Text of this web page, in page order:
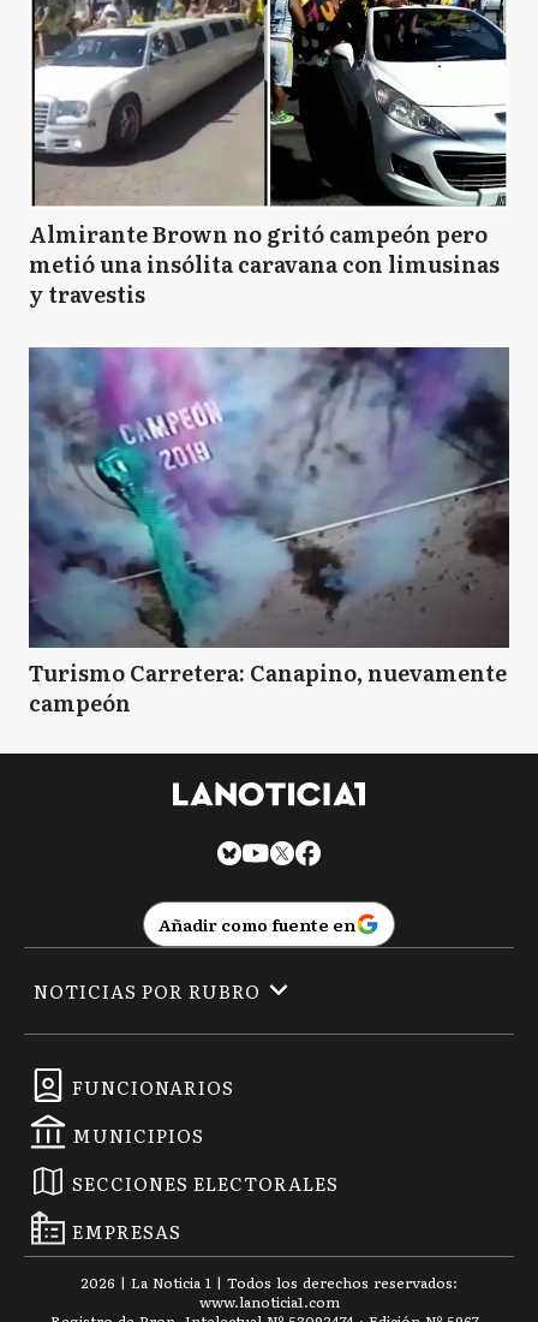
Almirante Brown no gritó campeón pero
metió una insólita caravana con limusinas
y travestis
Turismo Carretera: Canapino, nuevamente
campeón
Añadir como fuente en
FUNCIONARIOS
MUNICIPIOS
SECCIONES ELECTORALES
EMPRESAS
NOTICIAS POR RUBRO
2026 | La Noticia 1 | Todos los derechos reservados:
www.lanoticia1.com